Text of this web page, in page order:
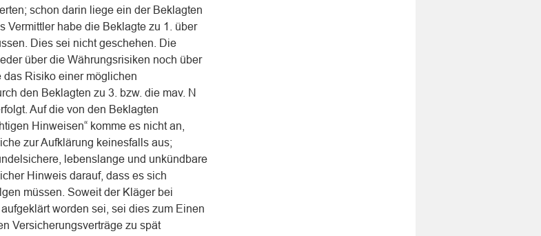
schon darin liege ein der Beklagten
Vermittler habe die Beklagte zu 1. über
Dies sei nicht geschehen. Die
über die Währungsrisiken noch über
Risiko einer möglichen
den Beklagten zu 3. bzw. die mav. N
Auf die von den Beklagten
Hinweisen“ komme es nicht an,
zur Aufklärung keinesfalls aus;
lebenslange und unkündbare
Hinweis darauf, dass es sich
müssen. Soweit der Kläger bei
worden sei, sei dies zum Einen
Versicherungsverträge zu spät